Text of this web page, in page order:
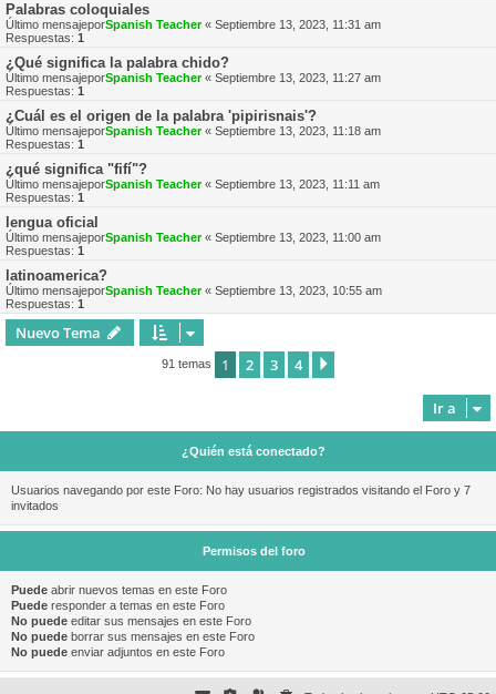
Palabras coloquiales
Último mensajeporSpanish Teacher« Septiembre 13, 2023, 11:31 am
Respuestas: 1
¿Qué significa la palabra chido?
Último mensajeporSpanish Teacher« Septiembre 13, 2023, 11:27 am
Respuestas: 1
¿Cuál es el origen de la palabra 'pipirisnais'?
Último mensajeporSpanish Teacher« Septiembre 13, 2023, 11:18 am
Respuestas: 1
¿qué significa "fifí"?
Último mensajeporSpanish Teacher« Septiembre 13, 2023, 11:11 am
Respuestas: 1
lengua oficial
Último mensajeporSpanish Teacher« Septiembre 13, 2023, 11:00 am
Respuestas: 1
latinoamerica?
Último mensajeporSpanish Teacher« Septiembre 13, 2023, 10:55 am
Respuestas: 1
Nuevo Tema
91 temas 1 2 3 4
Ir a
¿Quién está conectado?
Usuarios navegando por este Foro: No hay usuarios registrados visitando el Foro y 7
invitados
Permisos del foro
Puede abrir nuevos temas en este Foro
Puede responder a temas en este Foro
No puede editar sus mensajes en este Foro
No puede borrar sus mensajes en este Foro
No puede enviar adjuntos en este Foro